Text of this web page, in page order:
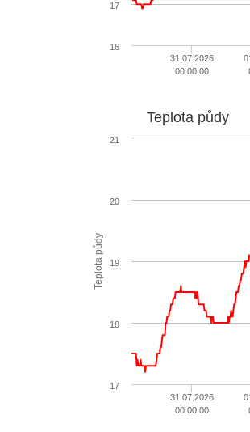
31.07.2026
00:00:00
16
17
Teplota půdy
Teplota půdy
31.07.2026
00:00:00
17
18
19
20
21